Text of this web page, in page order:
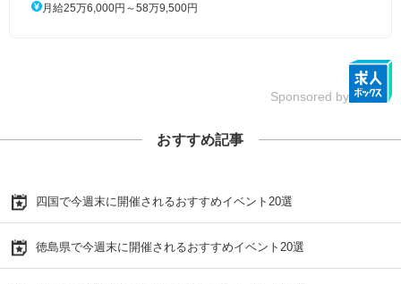
月給25万6,000円～58万9,500円
Sponsored by
おすすめ記事
四国で今週末に開催されるおすすめイベント20選
徳島県で今週末に開催されるおすすめイベント20選